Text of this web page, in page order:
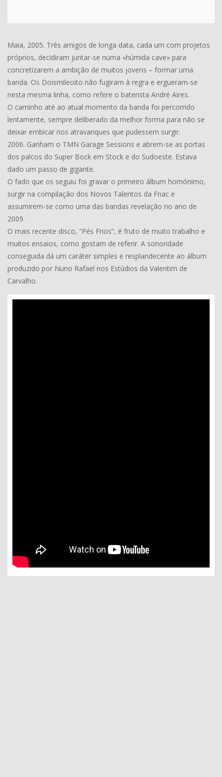
Maia, 2005. Três amigos de longa data, cada um com projetos
próprios, decidiram juntar-se numa «húmida cave» para
concretizarem a ambição de muitos jovens – formar uma
banda. Os Doismileoito não fugiram à regra e ergueram-se
nesta mesma linha, como refere o baterista André Aires.
O caminho até ao atual momento da banda foi percorrido
lentamente, sempre deliberado da melhor forma para não se
deixar embicar nos atravanques que pudessem surgir.
2006. Ganham o TMN Garage Sessions e abrem-se as portas
dos palcos do Super Bock em Stock e do Sudoeste. Estava
dado um passo de gigante.
O fado que os seguiu foi gravar o primeiro álbum homónimo,
surgir na compilação dos Novos Talentos da Fnac e
assumirem-se como uma das bandas revelação no ano de
2009.
O mais recente disco, “Pés Frios”, é fruto de muito trabalho e
muitos ensaios, como gostam de referir. A sonoridade
conseguida dá um caráter simples e resplandecente ao álbum
produzido por Nuno Rafael nos Estúdios da Valentim de
Carvalho.